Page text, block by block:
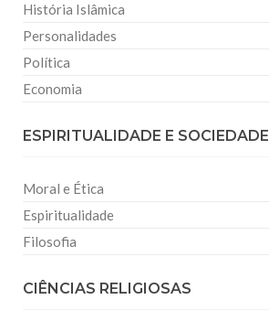
História Islâmica
Personalidades
Política
Economia
ESPIRITUALIDADE E SOCIEDADE
Moral e Ética
Espiritualidade
Filosofia
CIÊNCIAS RELIGIOSAS